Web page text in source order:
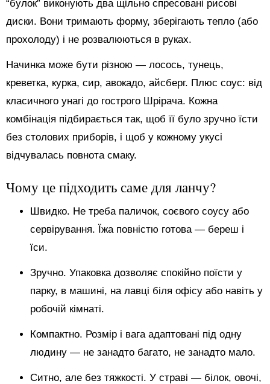
“булок” виконують два щільно спресовані рисові
диски. Вони тримають форму, зберігають тепло (або
прохолоду) і не розвалюються в руках.
Начинка може бути різною — лосось, тунець,
креветка, курка, сир, авокадо, айсберг. Плюс соус: від
класичного унагі до гострого Шрірача. Кожна
комбінація підбирається так, щоб її було зручно їсти
без столових приборів, і щоб у кожному укусі
відчувалась повнота смаку.
Чому це підходить саме для ланчу?
Швидко. Не треба паличок, соєвого соусу або
сервірування. Їжа повністю готова — береш і
їси.
Зручно. Упаковка дозволяє спокійно поїсти у
парку, в машині, на лавці біля офісу або навіть у
робочій кімнаті.
Компактно. Розмір і вага адаптовані під одну
людину — не занадто багато, не занадто мало.
Ситно, але без тяжкості. У страві — білок, овочі,